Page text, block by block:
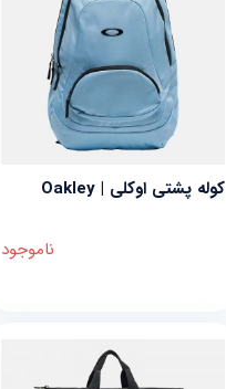
کوله پشتی اوکلی | Oakley
ناموجود